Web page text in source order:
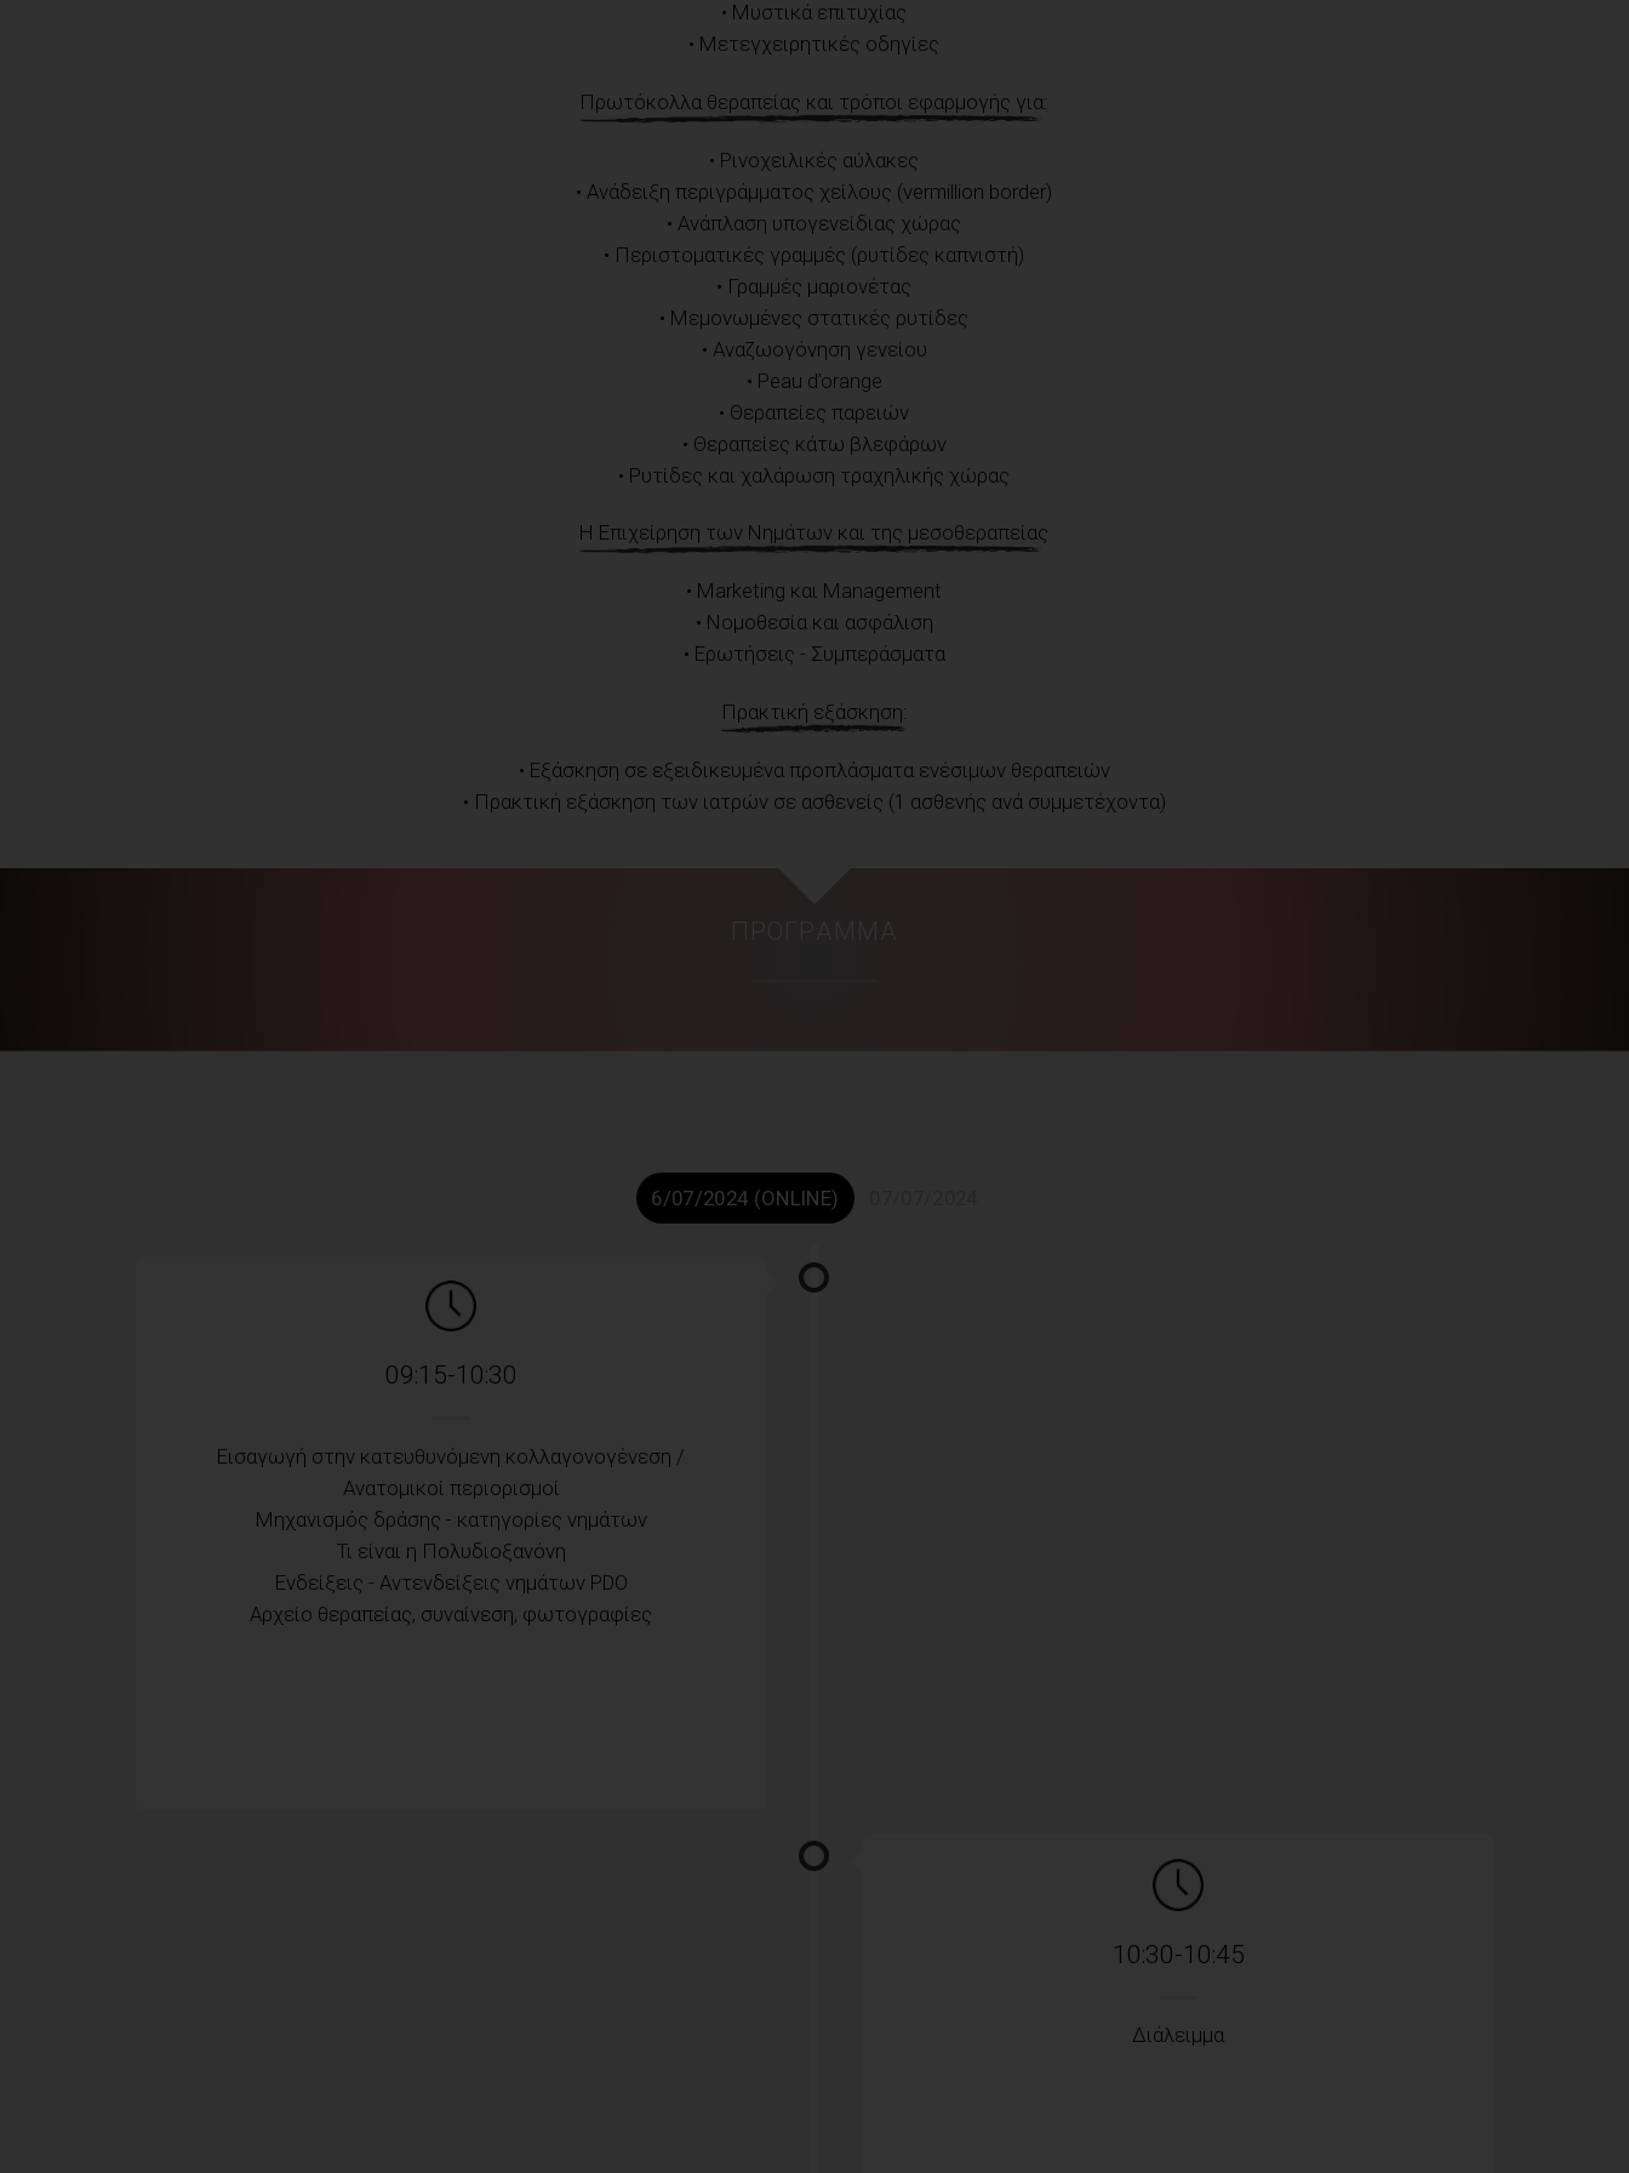
• Μυστικά επιτυχίας
• Μετεγχειρητικές οδηγίες
Πρωτόκολλα θεραπείας και τρόποι εφαρμογής για:
• Ρινοχειλικές αύλακες
• Ανάδειξη περιγράμματος χείλους (vermillion border)
• Ανάπλαση υπογενείδιας χώρας
• Περιστοματικές γραμμές (ρυτίδες καπνιστή)
• Γραμμές μαριονέτας
• Μεμονωμένες στατικές ρυτίδες
• Αναζωογόνηση γενείου
• Peau d’orange
• Θεραπείες παρειών
• Θεραπείες κάτω βλεφάρων
• Ρυτίδες και χαλάρωση τραχηλικής χώρας
Η Επιχείρηση των Νημάτων και της μεσοθεραπείας
• Marketing και Management
• Νομοθεσία και ασφάλιση
• Ερωτήσεις - Συμπεράσματα
Πρακτική εξάσκηση:
• Εξάσκηση σε εξειδικευμένα προπλάσματα ενέσιμων θεραπειών
• Πρακτική εξάσκηση των ιατρών σε ασθενείς (1 ασθενής ανά συμμετέχοντα)
6/07/2024 (ONLINE)
09:15-10:30
Εισαγωγή στην κατευθυνόμενη κολλαγονογένεση /
Ανατομικοί περιορισμοί
Μηχανισμός δράσης - κατηγορίες νημάτων
Τι είναι η Πολυδιοξανόνη
Ενδείξεις - Αντενδείξεις νημάτων PDO
Αρχείο θεραπείας, συναίνεση, φωτογραφίες
10:30-10:45
Διάλειμμα